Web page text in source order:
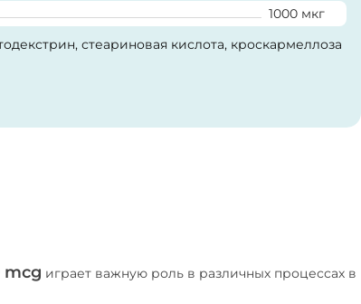
1000 мкг
стеариновая кислота, кроскармеллоза
mcg играет важную роль в различных процессах в